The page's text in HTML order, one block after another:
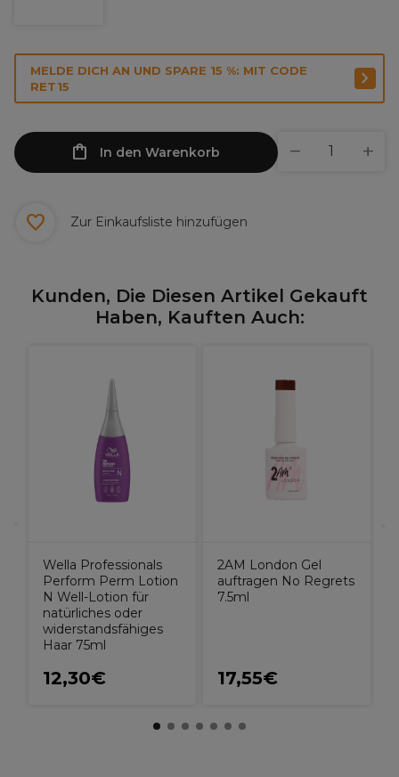
MELDE DICH AN UND SPARE 15 %: MIT CODE
RET15
In den Warenkorb
Zur Einkaufsliste hinzufügen
Kunden, Die Diesen Artikel Gekauft
Haben, Kauften Auch:
Wella Professionals
Perform Perm Lotion
N Well-Lotion für
natürliches oder
widerstandsfähiges
Haar 75ml
12,30€
2AM London Gel
auftragen No Regrets
7.5ml
17,55€